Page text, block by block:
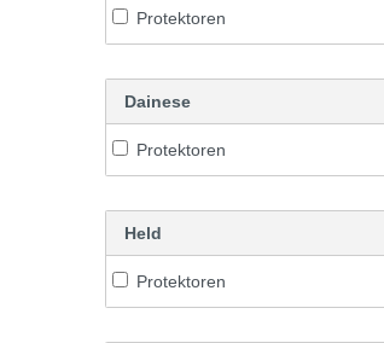
Protektoren
Dainese
Protektoren
Held
Protektoren